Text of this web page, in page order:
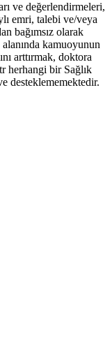
ve değerlendirmeleri,
emri, talebi ve/veya
bağımsız olarak
alanında kamuoyunun
arttırmak, doktora
herhangi bir Sağlık
desteklememektedir.